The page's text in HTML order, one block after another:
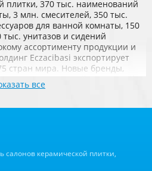
плитки, 370 тыс. наименований
3 млн. смесителей, 350 тыс.
для ванной комнаты, 150
унитазов и сидений
ассортименту продукции и
Eczacibasi экспортирует
стран мира. Новые бренды,
с известной компанией
Villeroy & Boch Fliesen,
ведущего поставщика
и плитки.
все
керамической плитки,